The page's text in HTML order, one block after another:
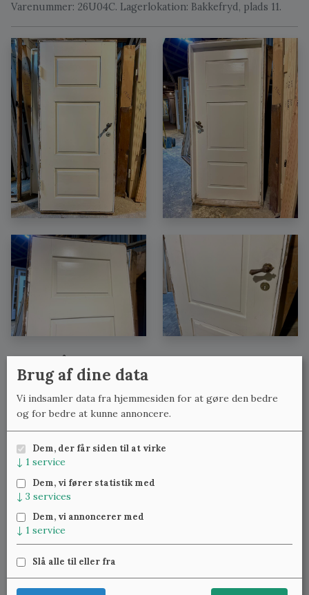
Varenummer: 26U04C. Lagerlokation: Bakkefryd, plads 11.
Se også:
Fyldningsdøre med lignende mål
Fyldningsdøre med lignende bredde
Fyldningsdøre med lignende højde
nye varer.
22 25 69 11
lennart@studinski.dk
Brug af dine data
Vi indsamler data fra hjemmesiden for at gøre den bedre
og for bedre at kunne annoncere.
Dem, der får siden til at virke
↓ 1 service
Dem, vi fører statistik med
↓ 3 services
Dem, vi annoncerer med
↓ 1 service
Slå alle til eller fra